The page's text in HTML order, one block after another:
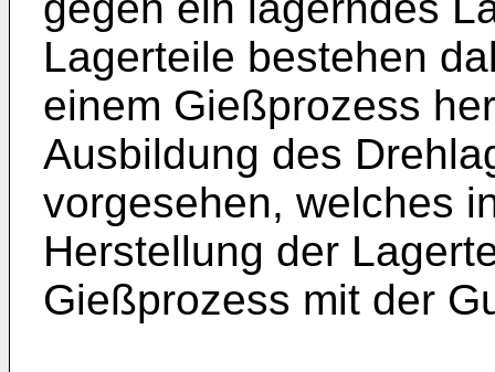
Lagerteile bestehen
einem Gießprozess
Ausbildung des
vorgesehen, welches
Herstellung der
Gießprozess mit der